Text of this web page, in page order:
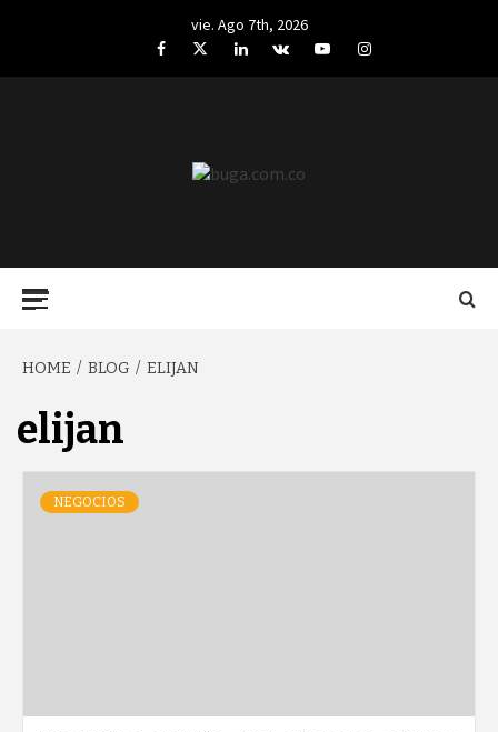
vie. Ago 7th, 2026
FacebookTwitterLinkedIn
VK YouTubeInstagram
HOME BLOG ELIJAN
elijan
NEGOCIOS